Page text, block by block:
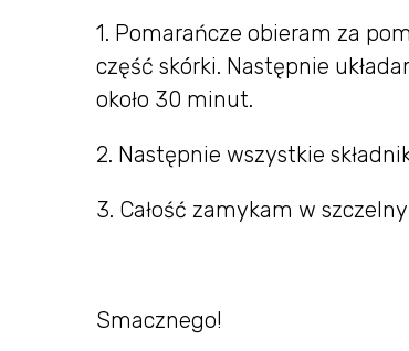
1. Pomarańcze obieram za
część skórki. Następnie
około 30 minut.
2. Następnie wszystkie
3. Całość zamykam w
Smacznego!